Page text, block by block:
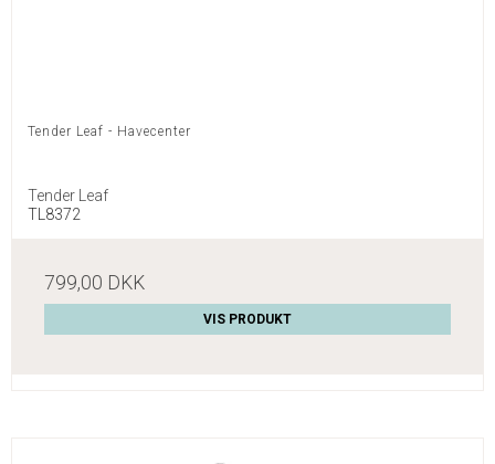
Tender Leaf - Havecenter
Tender Leaf
TL8372
799,00 DKK
VIS PRODUKT